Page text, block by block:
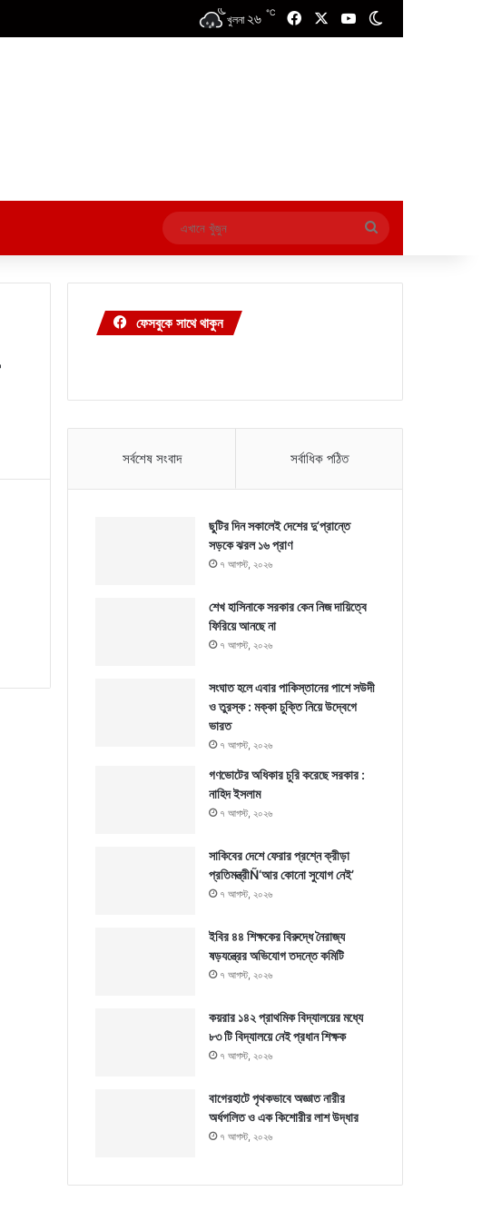
খুলনা ২৬ ℃ FacebookYouTube
এখানে
খুঁজুন
ফেসবুকে সাথে থাকুন
সর্বশেষ সংবাদ সর্বাধিক পঠিত
ছুটির দিন সকালেই দেশের দু’প্রান্তে
সড়কে ঝরল ১৬ প্রাণ
৭ আগস্ট, ২০২৬
শেখ হাসিনাকে সরকার কেন নিজ দায়িত্বে
ফিরিয়ে আনছে না
৭ আগস্ট, ২০২৬
সংঘাত হলে এবার পাকিস্তানের পাশে সউদী
ও তুরস্ক : মক্কা চুক্তি নিয়ে উদ্বেগে
ভারত
৭ আগস্ট, ২০২৬
গণভোটের অধিকার চুরি করেছে সরকার :
নাহিদ ইসলাম
৭ আগস্ট, ২০২৬
সাকিবের দেশে ফেরার প্রশ্নে ক্রীড়া
প্রতিমন্ত্রীÑ‘আর কোনো সুযোগ নেই’
৭ আগস্ট, ২০২৬
ইবির ৪৪ শিক্ষকের বিরুদ্ধে নৈরাজ্য
ষড়যন্ত্রের অভিযোগ তদন্তে কমিটি
৭ আগস্ট, ২০২৬
কয়রার ১৪২ প্রাথমিক বিদ্যালয়ের মধ্যে
৮৩ টি বিদ্যালয়ে নেই প্রধান শিক্ষক
৭ আগস্ট, ২০২৬
বাগেরহাটে পৃথকভাবে অজ্ঞাত নারীর
অর্ধগলিত ও এক কিশোরীর লাশ উদ্ধার
৭ আগস্ট, ২০২৬